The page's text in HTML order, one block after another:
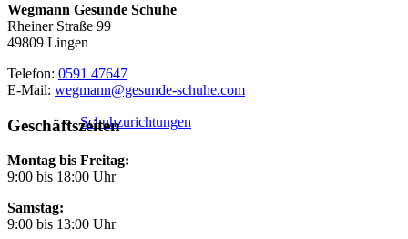
Schuhzurichtungen
Wegmann Gesunde Schuhe
Rheiner Straße 99
49809 Lingen
Telefon: 0591 47647
E-Mail: wegmann@gesunde-schuhe.com
Geschäftszeiten
Montag bis Freitag:
9:00 bis 18:00 Uhr
Samstag:
9:00 bis 13:00 Uhr